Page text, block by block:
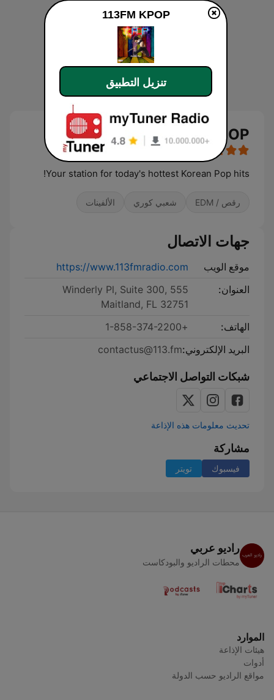
113FM KPOP بث حي
Your station for today's hottest Korean Pop hits!
رقص / EDM شعبي كوري الألفينات
جهات الاتصال
موقع الويب
https://www.113fmradio.com
العنوان:
555 Winderly Pl, Suite 300,
Maitland, FL 32751
الهاتف:
+1-858-374-2200
البريد الإلكتروني:contactus@113.fm
شبكات التواصل الاجتماعي
تحديث معلومات هذه الإذاعة
مشاركة
فيسبوك تويتر
راديو عربي
محطات الراديو والبودكاست
الموارد
هيئات الإذاعة
أدوات
مواقع الراديو حسب الدولة
113FM KPOP
تنزيل التطبيق